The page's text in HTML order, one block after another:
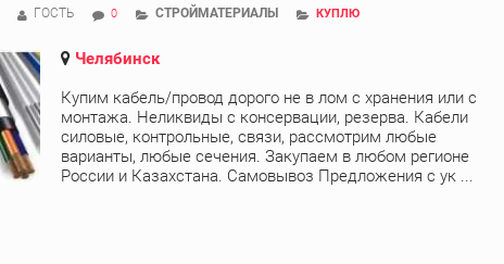
ГОСТЬ 0 СТРОЙМАТЕРИАЛЫ КУПЛЮ
Челябинск
Купим кабель/провод дорого не в лом с хранения или с
монтажа. Неликвиды с консервации, резерва. Кабели
силовые, контрольные, связи, рассмотрим любые
варианты, любые сечения. Закупаем в любом регионе
России и Казахстана. Самовывоз Предложения c ук ...